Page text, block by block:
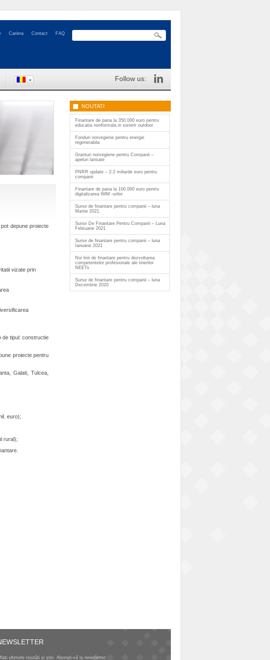
Cariera Contact FAQ
Follow us:
pot depune proiecte
vizate prin
de tipul: constructie
proiecte pentru
Galati, Tulcea,
euro);
rural);
NOUTATI
Finantare de pana la 350.000 euro pentru
educatia nonformala in sistem outdoor
Fonduri norvegiene pentru energie
regenerabila
Granturi norvegiene pentru Companii –
apeluri lansate
PNRR update – 2.2 miliarde euro pentru
companii
Finantare de pana la 100.000 euro pentru
digitalizarea IMM -urilor
Surse de finantare pentru companii – luna
Martie 2021
Surse De Finantare Pentru Companii – Luna
Februarie 2021
Surse de finantare pentru companii – luna
Ianuarie 2021
Noi linii de finantare pentru dezvoltarea
competentelor profesionale ale tinerilor
NEETs
Surse de finantare pentru companii – luna
Decembrie 2020
ultimele noutăți și știri. Abonați-vă la newsletter: